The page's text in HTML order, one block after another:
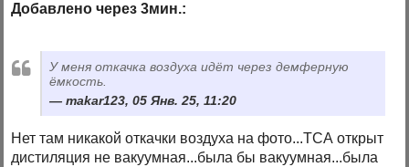
Добавлено через 3мин.:
У меня откачка воздуха идёт через демферную
ёмкость.
makar123, 05 Янв. 25, 11:20
Нет там никакой откачки воздуха на фото...ТСА открыт
дистиляция не вакуумная...была бы вакуумная...была